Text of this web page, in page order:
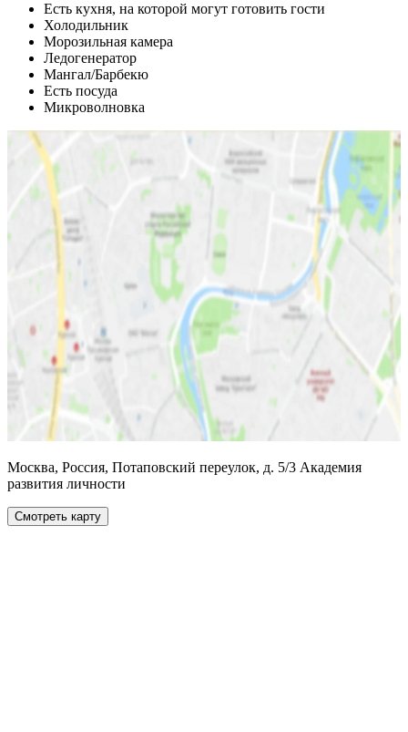
Есть кухня, на которой могут готовить гости
Холодильник
Морозильная камера
Ледогенератор
Мангал/Барбекю
Есть посуда
Микроволновка
Москва, Россия, Потаповский переулок, д. 5/3 Академия
развития личности
Смотреть карту